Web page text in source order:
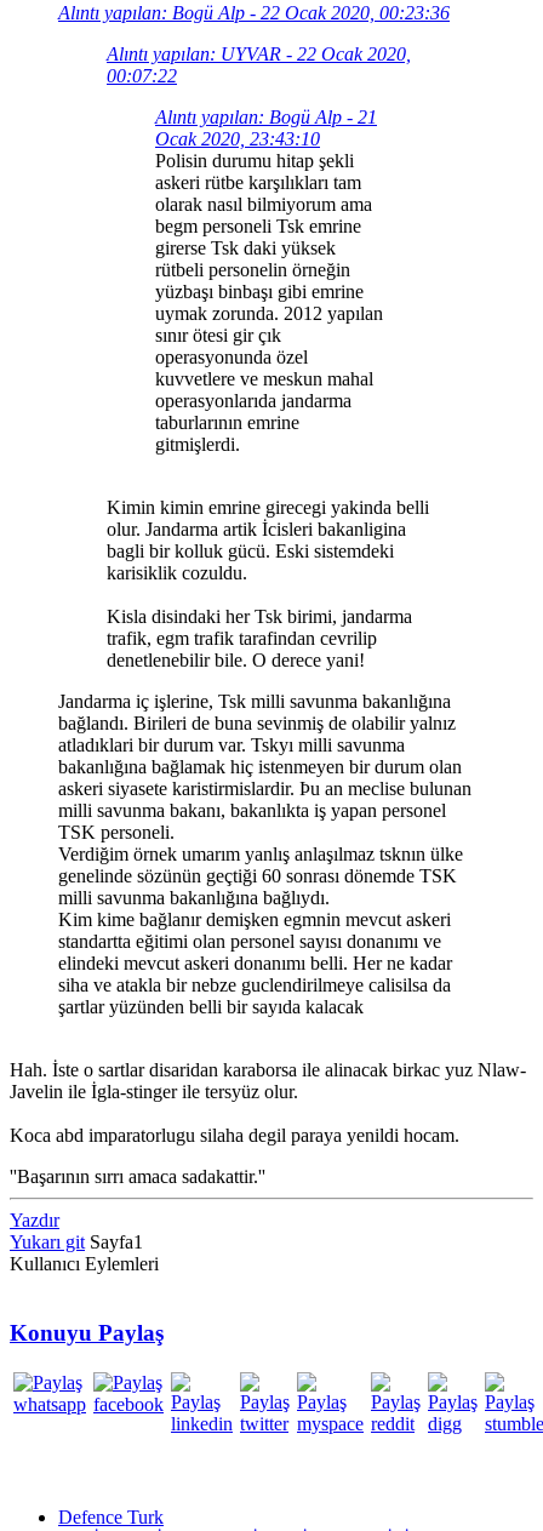
Alıntı yapılan: Bogü Alp - 22 Ocak 2020, 00:23:36
Alıntı yapılan: UYVAR - 22 Ocak 2020,
00:07:22
Alıntı yapılan: Bogü Alp - 21
Ocak 2020, 23:43:10
Polisin durumu hitap şekli
askeri rütbe karşılıkları tam
olarak nasıl bilmiyorum ama
begm personeli Tsk emrine
girerse Tsk daki yüksek
rütbeli personelin örneğin
yüzbaşı binbaşı gibi emrine
uymak zorunda. 2012 yapılan
sınır ötesi gir çık
operasyonunda özel
kuvvetlere ve meskun mahal
operasyonlarıda jandarma
taburlarının emrine
gitmişlerdi.
Kimin kimin emrine girecegi yakinda belli
olur. Jandarma artik İcisleri bakanligina
bagli bir kolluk gücü. Eski sistemdeki
karisiklik cozuldu.
Kisla disindaki her Tsk birimi, jandarma
trafik, egm trafik tarafindan cevrilip
denetlenebilir bile. O derece yani!
Jandarma iç işlerine, Tsk milli savunma bakanlığına
bağlandı. Birileri de buna sevinmiş de olabilir yalnız
atladıklari bir durum var. Tskyı milli savunma
bakanlığına bağlamak hiç istenmeyen bir durum olan
askeri siyasete karistirmislardir. Þu an meclise bulunan
milli savunma bakanı, bakanlıkta iş yapan personel
TSK personeli.
Verdiğim örnek umarım yanlış anlaşılmaz tsknın ülke
genelinde sözünün geçtiği 60 sonrası dönemde TSK
milli savunma bakanlığına bağlıydı.
Kim kime bağlanır demişken egmnin mevcut askeri
standartta eğitimi olan personel sayısı donanımı ve
elindeki mevcut askeri donanımı belli. Her ne kadar
siha ve atakla bir nebze guclendirilmeye calisilsa da
şartlar yüzünden belli bir sayıda kalacak
Hah. İste o sartlar disaridan karaborsa ile alinacak birkac yuz Nlaw-
Javelin ile İgla-stinger ile tersyüz olur.
Koca abd imparatorlugu silaha degil paraya yenildi hocam.
''Başarının sırrı amaca sadakattir.''
Yazdır
Yukarı git Sayfa1
Kullanıcı Eylemleri
Konuyu Paylaş
Defence Turk